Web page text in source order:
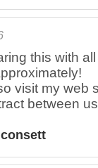
this with
visit my web
between us